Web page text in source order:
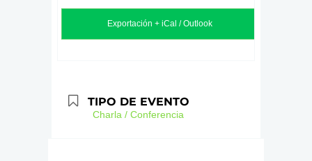
Exportación + iCal / Outlook
TIPO DE EVENTO
Charla / Conferencia